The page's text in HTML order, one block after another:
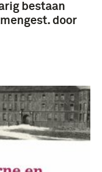
bestaan
door